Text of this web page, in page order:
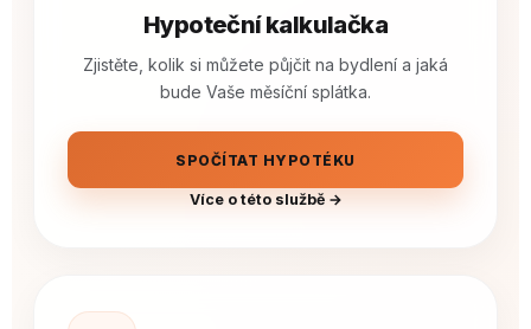
Hypoteční kalkulačka
Zjistěte, kolik si můžete půjčit na bydlení a jaká
bude Vaše měsíční splátka.
SPOČÍTAT HYPOTÉKU
Více o této službě →